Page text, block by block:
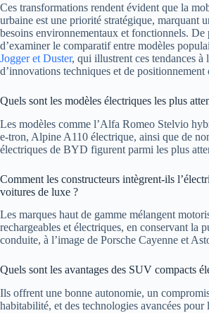
Ces transformations rendent évident que la
urbaine est une priorité stratégique, marquant
besoins environnementaux et fonctionnels.
d’examiner le comparatif entre modèles
Jogger et Duster, qui illustrent ces tendances à
d’innovations techniques et de positionnement
Quels sont les modèles électriques les plus
Les modèles comme l’Alfa Romeo Stelvio
e-tron, Alpine A110 électrique, ainsi que de
électriques de BYD figurent parmi les plus
Comment les constructeurs intègrent-ils
voitures de luxe ?
Les marques haut de gamme mélangent
rechargeables et électriques, en conservant la
conduite, à l’image de Porsche Cayenne et
Quels sont les avantages des SUV compacts
Ils offrent une bonne autonomie, un
habitabilité, et des technologies avancées pour